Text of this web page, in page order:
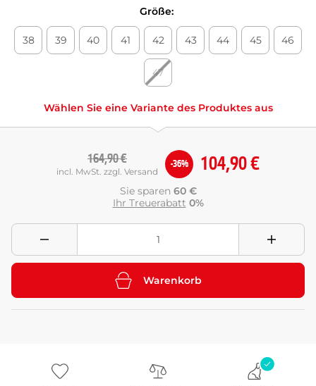
Größe:
38 39 40 41 42 43 44 45 46
47
Wählen Sie eine Variante des Produktes aus
104,90 €
164,90 €
incl. MwSt. zzgl. Versand
-36%
Sie sparen 60 €
Ihr Treuerabatt 0%
Warenkorb